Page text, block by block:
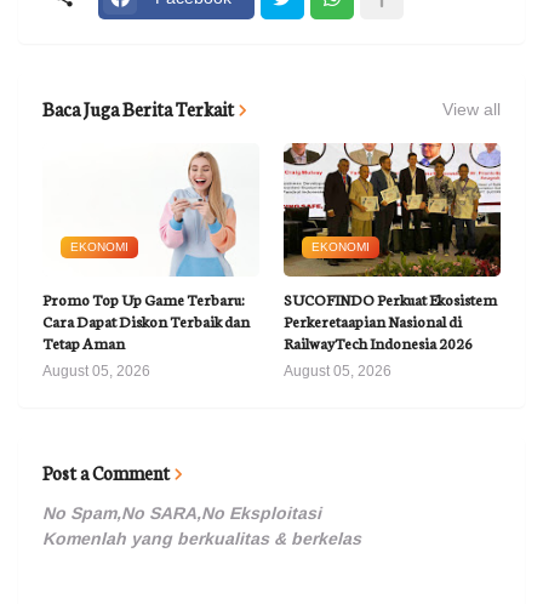
Baca Juga Berita Terkait View all
EKONOMI
Promo Top Up Game Terbaru:
Cara Dapat Diskon Terbaik dan
Tetap Aman
August 05, 2026
EKONOMI
SUCOFINDO Perkuat Ekosistem
Perkeretaapian Nasional di
RailwayTech Indonesia 2026
August 05, 2026
Post a Comment
No Spam,No SARA,No Eksploitasi
Komenlah yang berkualitas & berkelas